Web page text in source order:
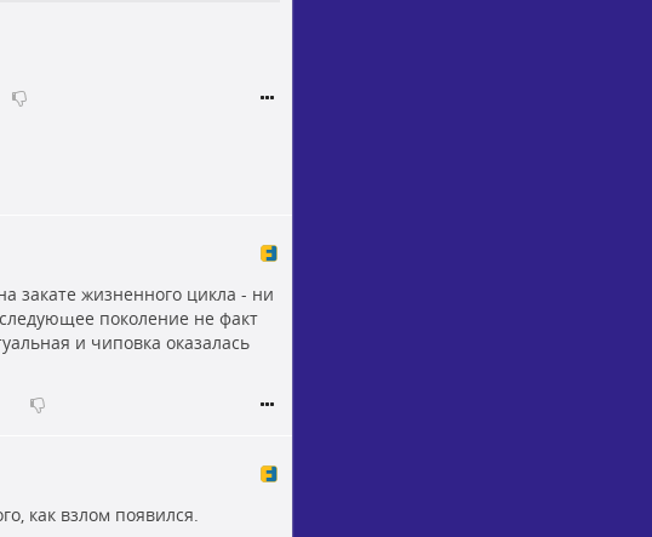
закате жизненного цикла - ни
поколение не факт
и чиповка оказалась
как взлом появился.